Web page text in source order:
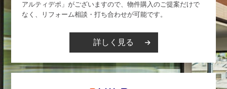
アルティデポ」がございますので、物件購入のご提案だけで
なく、リフォーム相談・打ち合わせが可能です。
詳しく見る